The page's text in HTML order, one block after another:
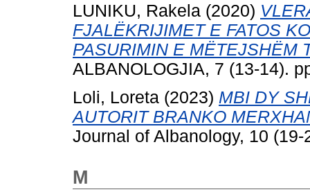
LUNIKU, Rakela (2020)
FJALËKRIJIMET E FATOS
PASURIMIN E MËTEJSHËM
ALBANOLOGJIA, 7 (13-14).
Loli, Loreta (2023) MBI DY
AUTORIT BRANKO
Journal of Albanology, 10
M